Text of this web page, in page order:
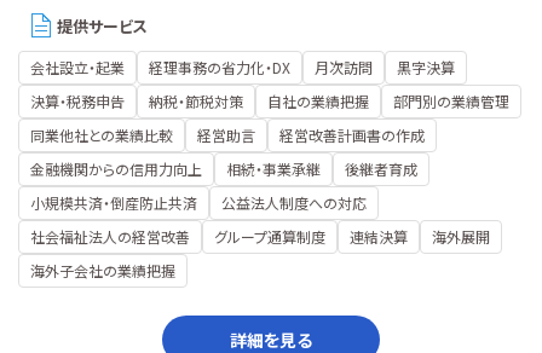
提供サービス
会社設立・起業 経理事務の省力化・DX 月次訪問
黒字決算
決算・税務申告
納税・節税対策 自社の業績把握
部門別の業績管理
同業他社との業績比較
経営助言
経営改善計画書の作成
金融機関からの信用力向上
相続・事業承継
後継者育成
小規模共済・倒産防止共済
公益法人制度への対応
社会福祉法人の経営改善
グループ通算制度 連結決算
海外展開
海外子会社の業績把握
詳細を見る